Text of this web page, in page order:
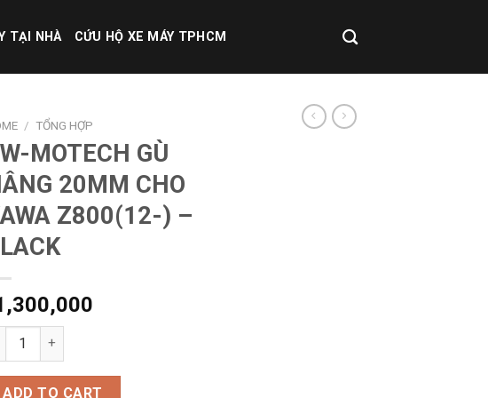
TẠI NHÀ CỨU HỘ XE MÁY TPHCM
/ TỔNG HỢP
MOTECH GÙ
20MM CHO
Z800(12-) –
MOTECH GÙ NÂNG 20MM CHO KAWA Z800(12-) – BLACK quantity
ADD TO CART